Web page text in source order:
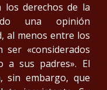
los derechos de la
una opinión
al menos entre los
«considerados
a sus padres». El
sin embargo, que